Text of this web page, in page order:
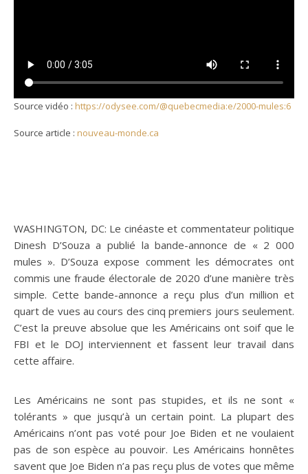
Source vidéo : https://odysee.com/@quebecmedia:e/2000-mules:6
Source article : nouveau-monde.ca
WASHINGTON, DC: Le cinéaste et commentateur politique
Dinesh D’Souza a publié la bande-annonce de « 2 000
mules ». D’Souza expose comment les démocrates ont
commis une fraude électorale de 2020 d’une manière très
simple. Cette bande-annonce a reçu plus d’un million et
quart de vues au cours des cinq premiers jours seulement.
C’est la preuve absolue que les Américains ont soif que le
FBI et le DOJ interviennent et fassent leur travail dans
cette affaire.
Les Américains ne sont pas stupides, et ils ne sont «
tolérants » que jusqu’à un certain point. La plupart des
Américains n’ont pas voté pour Joe Biden et ne voulaient
pas de son espèce au pouvoir. Les Américains honnêtes
savent que Joe Biden n’a pas reçu plus de votes que même